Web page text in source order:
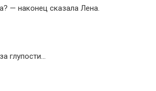
— наконец сказала Лена.
глупости…